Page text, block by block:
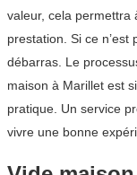
valeur, cela permettra
prestation. Si ce
débarras. Le
maison à Marillet est
pratique. Un service
vivre une bonne